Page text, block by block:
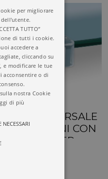
CLIP UNIVERSALE
PER RIPIANI CON
GRIPPER
per migliorare
dell'utente.
TUTTO”
di tutti i cookie.
accedere a
cliccando su
e modificare le tue
acconsentire o di
nostra Cookie
di più
NECESSARI